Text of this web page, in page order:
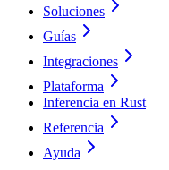
Soluciones
Guías
Integraciones
Plataforma
Inferencia en Rust
Referencia
Ayuda